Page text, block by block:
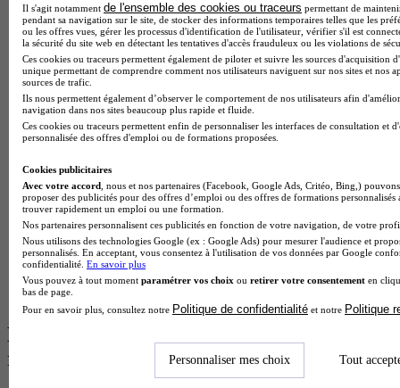
BTS Dietetique en alternance
BTS Mco en alternance
BTS Pi en alternance
BTS Sp3s en alternance
Master CCA en alternance
BTS Ndrc en alternance
BTS Sam en alternance
Cap Fleuriste en alternance
BTS Sio en alternance
BTS Gpme en alternance
Cap Electricien en alternance
BTS Gpn en alternance
BTS Domotique en alternance
BAC Pro Agora en alternance
BTS Sta en alternance
BTS Iris en alternance
BTS Tpl en alternance
BTS Ati en alternance
Les diplômes par filière les plus
recherchés
Il s'agit notamment de l'ensemble des cookies ou traceurs permettant de
pendant sa navigation sur le site, de stocker des informations temporaires telles que les
ou les offres vues, gérer les processus d'identification de l'utilisateur, vérifier s'il est
la sécurité du site web en détectant les tentatives d'accès frauduleux ou les violations de
Ces cookies ou traceurs permettent également de piloter et suivre les sources d'acquisition
unique permettant de comprendre comment nos utilisateurs naviguent sur nos sites et nos
sources de trafic.
Ils nous permettent également d’observer le comportement de nos utilisateurs afin
navigation dans nos sites beaucoup plus rapide et fluide.
Ces cookies ou traceurs permettent enfin de personnaliser les interfaces de consultation et
personnalisée des offres d'emploi ou de formations proposées.
Cookies publicitaires
Avec votre accord , nous et nos partenaires (Facebook, Google Ads, Critéo, Bing,)
proposer des publicités pour des offres d’emploi ou des offres de formations
trouver rapidement un emploi ou une formation.
Nos partenaires personnalisent ces publicités en fonction de votre navigation, de votre
Nous utilisons des technologies Google (ex : Google Ads) pour mesurer l'audience et
personnalisés. En acceptant, vous consentez à l'utilisation de vos données par Google
confidentialité. En savoir plus
Vous pouvez à tout moment paramétrer vos choix ou retirer votre consentement en
bas de page.
Pour en savoir plus, consultez notre Politique de confidentialité et notre Politique
Personnaliser mes choix Tout